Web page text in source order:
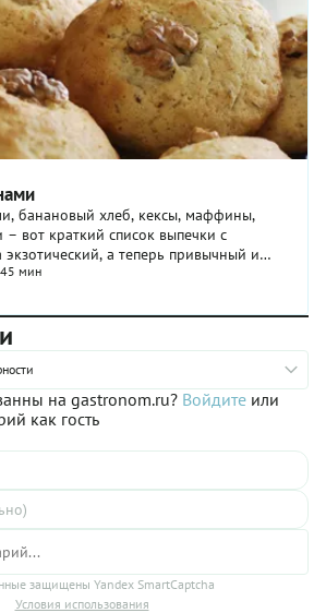
банановый хлеб, кексы, маффины,
вот краткий список выпечки с
а теперь привычный и
в наших магазинах весь год,
постной или веганской выпечки. Им
Даже в этом рецепте вы можете это
половину банана в тесто. И,
не станут менее вкусными, если
фундуком и добавить в тесто изюм
клюкву.
45 мин
на gastronom.ru? Войдите или
как гость
защищены Yandex SmartCaptcha
Условия использования